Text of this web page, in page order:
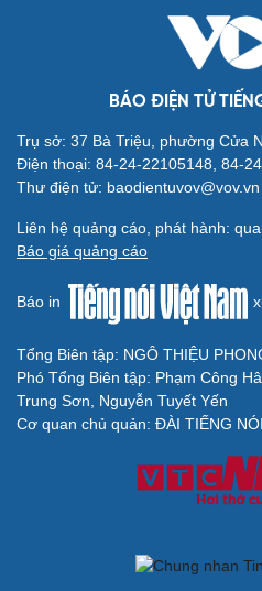
Tư vấn
Săn Tour
check-in
BÁO ĐIỆN TỬ
Trụ sở: 37 Bà Triệu, phường Cửa
Điện thoại: 84-24-22105148, 84-
Thư điện tử: baodientuvov@vov.vn
Liên hệ quảng cáo, phát hành:
Báo giá quảng cáo
Báo in
Tổng Biên tập: NGÔ THIỆU
Phó Tổng Biên tập: Phạm Công
Trung Sơn, Nguyễn Tuyết Yến
Cơ quan chủ quản: ĐÀI TIẾNG